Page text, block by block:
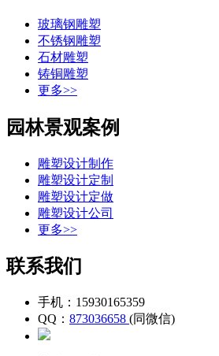
玻璃钢雕塑
不锈钢雕塑
石材雕塑
铸铜雕塑
更多>>
园林景观案例
雕塑设计制作
雕塑设计定制
雕塑设计定做
雕塑设计公司
更多>>
联系我们
手机：15930165359
QQ： 873036658 (同微信)